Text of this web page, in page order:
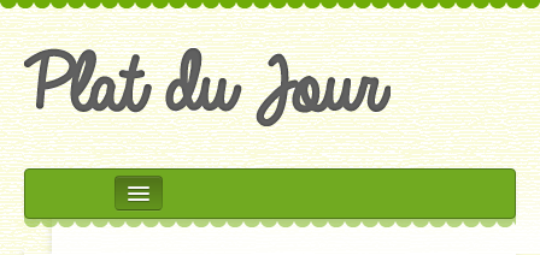
Rechercher
Accueil